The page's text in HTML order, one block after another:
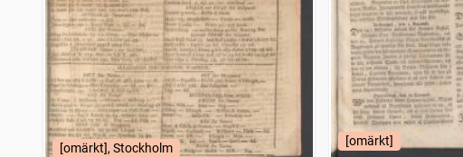
[omärkt], Stockholm
[omärkt]